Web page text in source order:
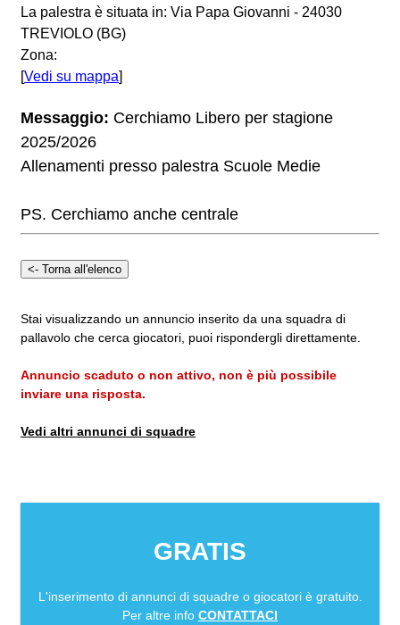
La palestra è situata in: Via Papa Giovanni - 24030
TREVIOLO (BG)
Zona:
[Vedi su mappa]
Messaggio: Cerchiamo Libero per stagione
2025/2026
Allenamenti presso palestra Scuole Medie
PS. Cerchiamo anche centrale
Stai visualizzando un annuncio inserito da una squadra di
pallavolo che cerca giocatori, puoi rispondergli direttamente.
Annuncio scaduto o non attivo, non è più possibile
inviare una risposta.
Vedi altri annunci di squadre
GRATIS
L'inserimento di annunci di squadre o giocatori è gratuito.
Per altre info CONTATTACI